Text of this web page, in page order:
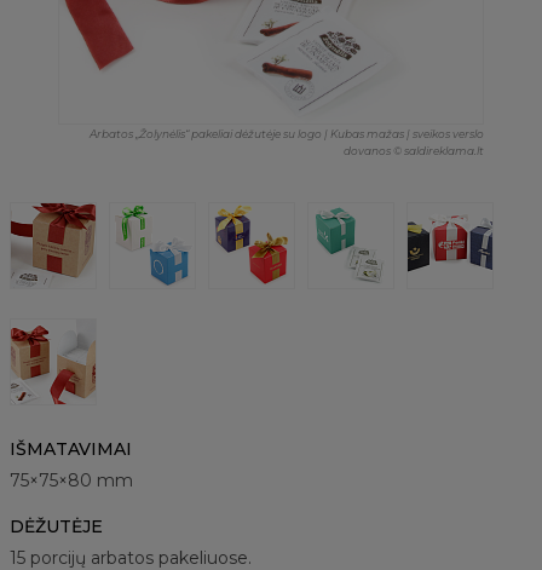
Arbatos „Žolynėlis“ pakeliai dėžutėje su logo | Kubas mažas | sveikos verslo
dovanos © saldireklama.lt
IŠMATAVIMAI
75×75×80 mm
DĖŽUTĖJE
15 porcijų arbatos pakeliuose.